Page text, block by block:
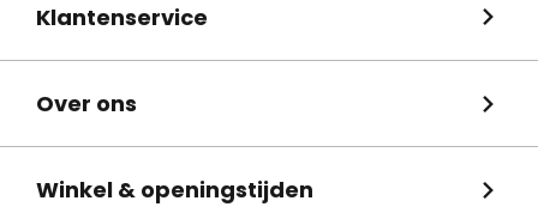
Klantenservice
Over ons
Winkel & openingstijden